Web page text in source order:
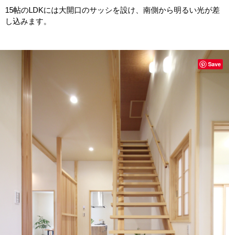
15帖のLDKには大開口のサッシを設け、南側から明るい光が差
し込みます。
Save